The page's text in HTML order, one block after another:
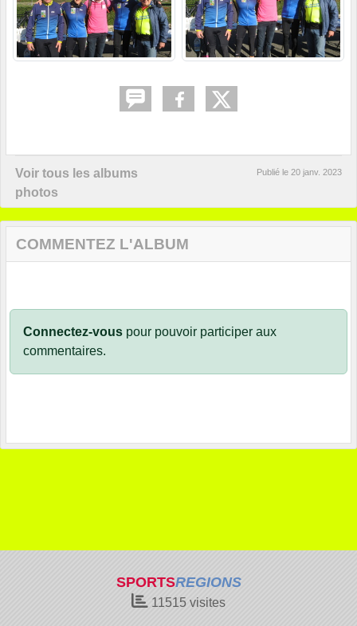
Voir tous les albums
photos
Publié le 20 janv. 2023
COMMENTEZ L'ALBUM
Connectez-vous pour pouvoir participer aux
commentaires.
SPORTSREGIONS
11515 visites